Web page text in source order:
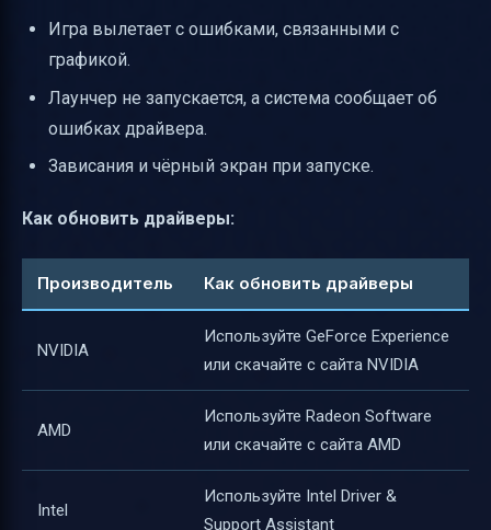
Игра вылетает с ошибками, связанными с
графикой.
Лаунчер не запускается, а система сообщает об
ошибках драйвера.
Зависания и чёрный экран при запуске.
Как обновить драйверы:
Производитель Как обновить драйверы
NVIDIA
Используйте GeForce Experience
или скачайте с сайта NVIDIA
AMD
Используйте Radeon Software
или скачайте с сайта AMD
Intel
Используйте Intel Driver &
Support Assistant